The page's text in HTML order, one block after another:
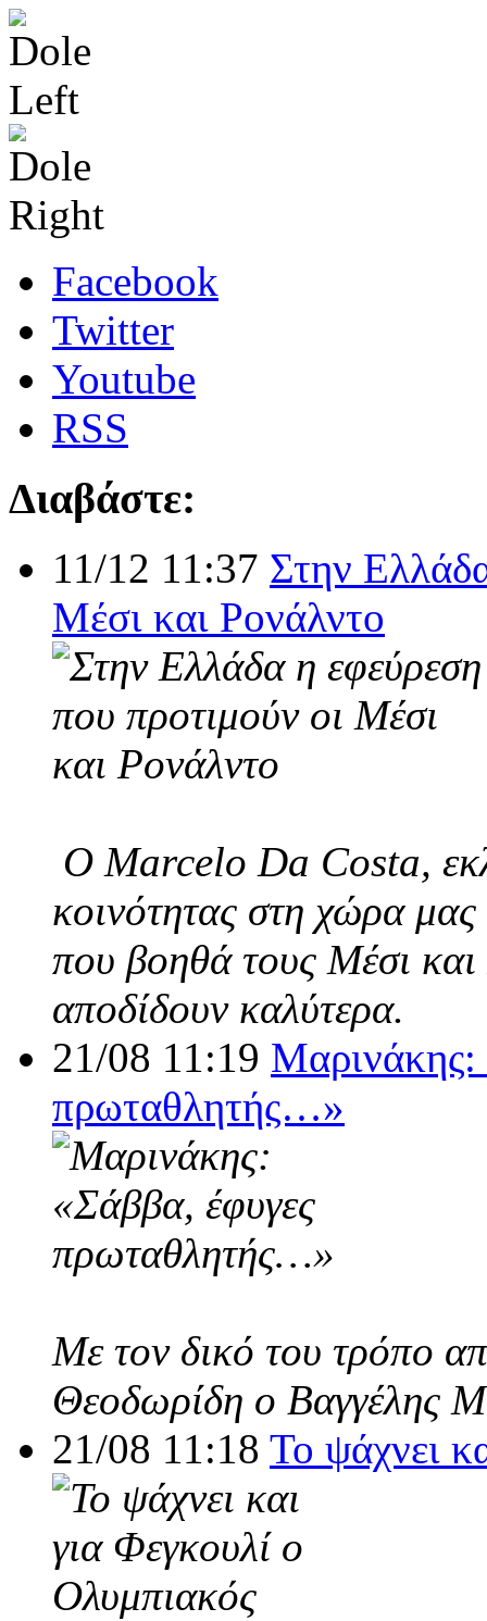
Facebook
Twitter
Youtube
RSS
Διαβάστε:
11/12 11:37 Στην
Μέσι και Ρονάλντο
Ο Marcelo Da Costa,
κοινότητας στη χώρα
που βοηθά τους Μέσι και
αποδίδουν καλύτερα.
21/08 11:19 Μαρινάκης:
πρωταθλητής…»
Με τον δικό του τρόπο
Θεοδωρίδη ο Βαγγέλης
21/08 11:18 Το ψάχνει